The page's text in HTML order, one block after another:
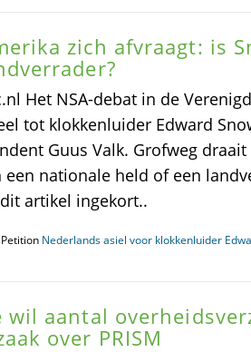
zich afvraagt: is
Het NSA-debat in de
tot klokkenluider Edward
Guus Valk. Grofweg
een nationale held of een
artikel ingekort..
Nederlands asiel voor klokkenluider
wil aantal
over PRISM